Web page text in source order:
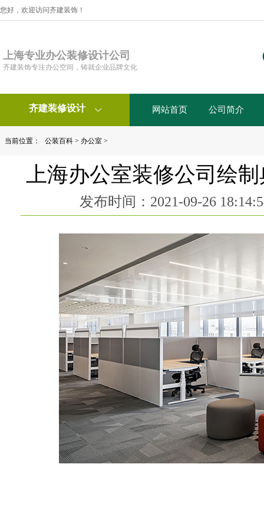
您好，欢迎访问齐建装饰！
上海专业办公装修设计公司
齐建装饰专注办公空间，铸就企业品牌文化
齐建装修设计  网站首页 公司简介
当前位置： 公装百科 > 办公室 >
上海办公室装修公司绘
发布时间：2021-09-26